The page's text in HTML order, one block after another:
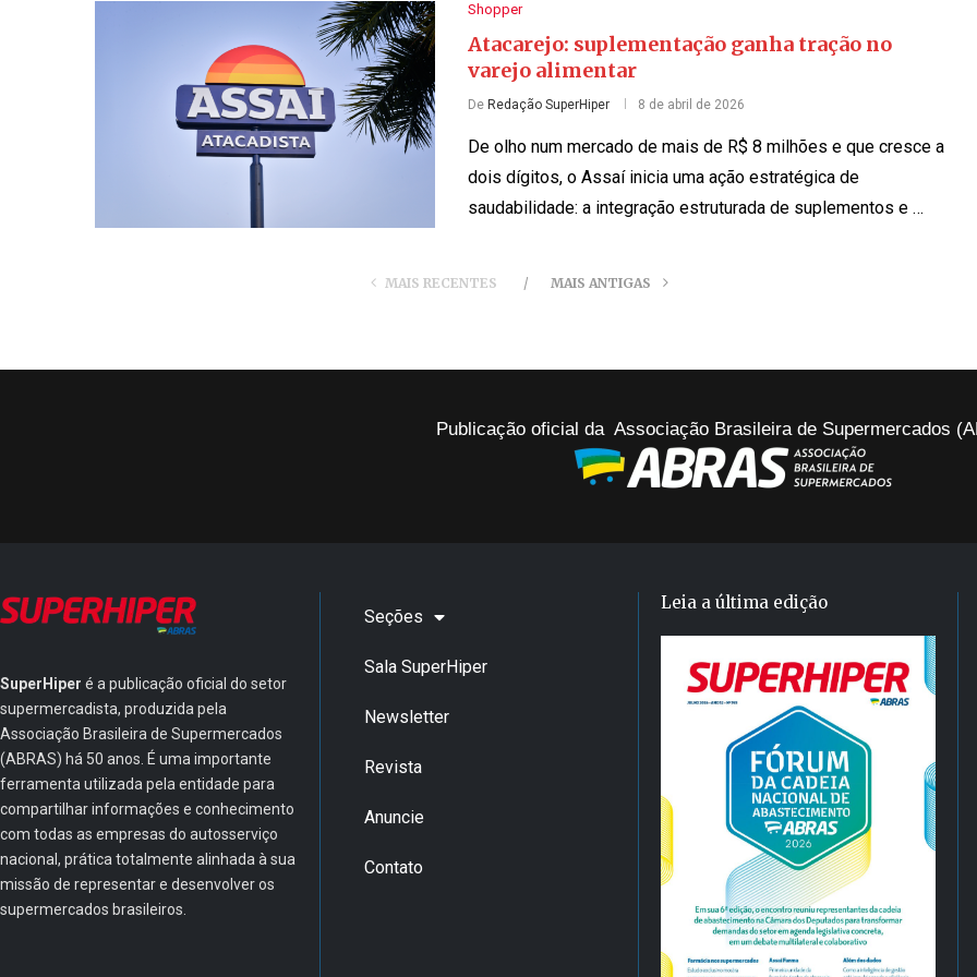
Shopper
Atacarejo: suplementação ganha tração no
varejo alimentar
De Redação SuperHiper 8 de abril de 2026
De olho num mercado de mais de R$ 8 milhões e que cresce a
dois dígitos, o Assaí inicia uma ação estratégica de
saudabilidade: a integração estruturada de suplementos e …
MAIS RECENTES MAIS ANTIGAS
Publicação oficial da Associação Brasileira de Supermercados
SuperHiper é a publicação oficial do setor
supermercadista, produzida pela
Associação Brasileira de Supermercados
(ABRAS) há 50 anos. É uma importante
ferramenta utilizada pela entidade para
compartilhar informações e conhecimento
com todas as empresas do autosserviço
nacional, prática totalmente alinhada à sua
missão de representar e desenvolver os
supermercados brasileiros.
Seções
Sala SuperHiper
Newsletter
Revista
Anuncie
Contato
Leia a última edição